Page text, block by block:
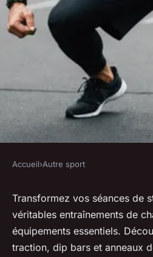
AUTRE SPORT
Les meilleurs
street workout
entraînement
Accueil›Autre sport
Transformez vos séances de
véritables entraînements de
équipements essentiels.
traction, dip bars et anneaux